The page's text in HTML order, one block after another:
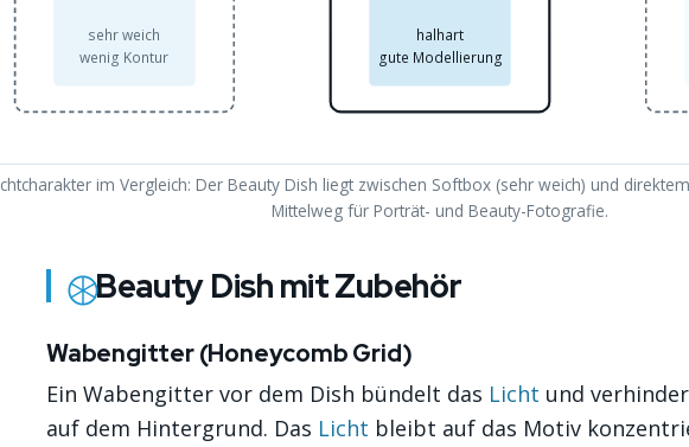
sehr weich
wenig Kontur
halhart
gute Modellierung
im Vergleich: Der Beauty Dish liegt zwischen Softbox (sehr weich) und
Mittelweg für Porträt- und Beauty-Fotografie.
Beauty Dish mit Zubehör
Wabengitter (Honeycomb Grid)
Ein Wabengitter vor dem Dish bündelt das Licht und
auf dem Hintergrund. Das Licht bleibt auf das Motiv